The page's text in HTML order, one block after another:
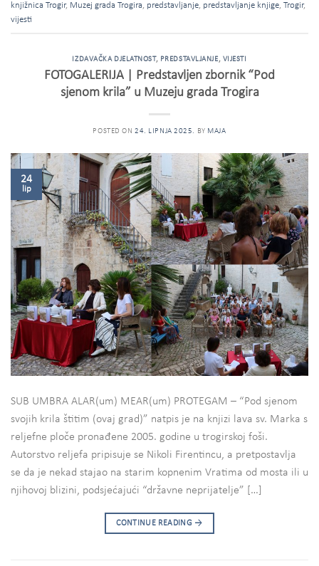
knjižnica Trogir, Muzej grada Trogira, predstavljanje, predstavljanje knjige, Trogir,
vijesti
IZDAVAČKA DJELATNOST, PREDSTAVLJANJE, VIJESTI
FOTOGALERIJA | Predstavljen zbornik “Pod
sjenom krila” u Muzeju grada Trogira
POSTED ON24. LIPNJA 2025. BY MAJA
24
lip
SUB UMBRA ALAR(um) MEAR(um) PROTEGAM – “Pod sjenom
svojih krila štitim (ovaj grad)” natpis je na knjizi lava sv. Marka s
reljefne ploče pronađene 2005. godine u trogirskoj foši.
Autorstvo reljefa pripisuje se Nikoli Firentincu, a pretpostavlja
se da je nekad stajao na starim kopnenim Vratima od mosta ili u
njihovoj blizini, podsjećajući “državne neprijatelje” […]
CONTINUE READING →